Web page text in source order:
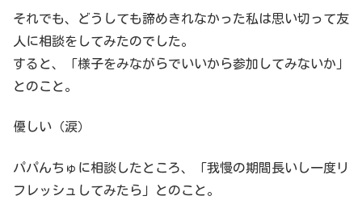
それでも、どうしても諦めきれなかった私は思い切って友
人に相談をしてみたのでした。
すると、「様子をみながらでいいから参加してみないか」
とのこと。
優しい（涙）
パパんちゅに相談したところ、「我慢の期間長いし一度リ
フレッシュしてみたら」とのこと。